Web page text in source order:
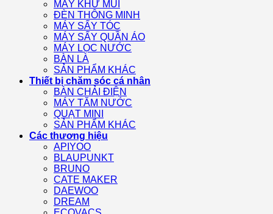
MÁY KHỬ MÙI
ĐÈN THÔNG MINH
MÁY SẤY TÓC
MÁY SẤY QUẦN ÁO
MÁY LỌC NƯỚC
BÀN LÀ
SẢN PHẨM KHÁC
Thiết bị chăm sóc cá nhân
BÀN CHẢI ĐIỆN
MÁY TĂM NƯỚC
QUẠT MINI
SẢN PHẨM KHÁC
Các thương hiệu
APIYOO
BLAUPUNKT
BRUNO
CATE MAKER
DAEWOO
DREAM